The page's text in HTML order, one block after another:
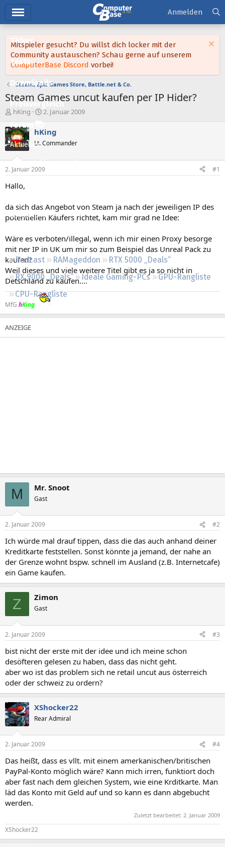
Ticker
Tests
Downloads
Preisvergleich
Forum
Aktuelles
Empfohlene Inhalte
Leserartikel
Podcast RAMageddon
RTX 5000 „Deals“
RX 9000 „Deals“
Ideale Gaming-PCs
GPU-Rangliste
CPU-Rangliste
Anmelden
Mitspieler gesucht? Du willst dich locker mit der
Community austauschen? Schau gerne auf unserem
ComputerBase Discord vorbei!
Steam, Epic Games Store, Battle.net & Co.
Steam Games uncut kaufen per IP Hider?
E
r
s
t
e
e
r
hKing
E
r
s
e
l
t
2. Januar 2009
hKing
Lt. Commander
2. Januar 2009 #1
Hallo,
da sich das Angebot von Steam ja nach der jeweiligen IP des
potentiellen Käufers richtet, kam mir grad ne Idee:
Wäre es verboten/illegal, wenn ich mir einen Proxy besorge
mit ner IP in UK um mir so zum Beispiel das Unreal Pack zu
kaufen?
Weil dieses und viele weitere Titel gibt es ja so nicht in
Detschland zu kaufen....
MfG hKing
M Mr. Snoot
Gast
2. Januar 2009 #2
Ich würde mal drauf tippen, dass die das auch anhand deiner
Kreditkarte feststellen. Sonst könnte ja jemand, der nahe an
der Grenze wohnt bspw. schnell im Ausland (z.B. Internetcafe)
ein Game kaufen.
Z Zimon
Gast
2. Januar 2009 #3
bist nicht der erste mit der idee und ich meine schon
desöfteren gelesen zu haben, dass das nicht geht.
aber wo ist das problem sich ne retail uncut aus österreich
oder der schweiz zu ordern?
XShocker22
Rear Admiral
2. Januar 2009 #4
Das heißt, dass es vllt. mit einem amerkanischen/britischen
PayPal-Konto möglich wäre? Kann mich irren, funktiort doch
aber fast nach dem gleichen System, wie eine Krditkarte. Man
läd das Konto mit Geld auf und so kann es dann abgebucht
werden.
Zuletzt bearbeitet: 2. Januar 2009
XShocker22